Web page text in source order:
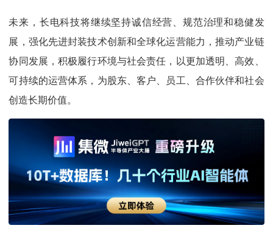
未来，长电科技将继续坚持诚信经营、规范治理和稳健发
展，强化先进封装技术创新和全球化运营能力，推动产业链
协同发展，积极履行环境与社会责任，以更加透明、高效、
可持续的运营体系，为股东、客户、员工、合作伙伴和社会
创造长期价值。